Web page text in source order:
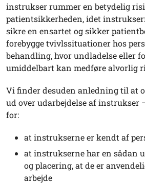
instrukser rummer en betydelig
patientsikkerheden, idet
sikre en ensartet og sikker
forebygge tvivlssituationer hos
behandling, hvor undladelse eller
umiddelbart kan medføre alvorlig
Vi finder desuden anledning til at
ud over udarbejdelse af instrukser
for:
at instrukserne er kendt af
at instrukserne har en sådan
og placering, at de er
arbejde